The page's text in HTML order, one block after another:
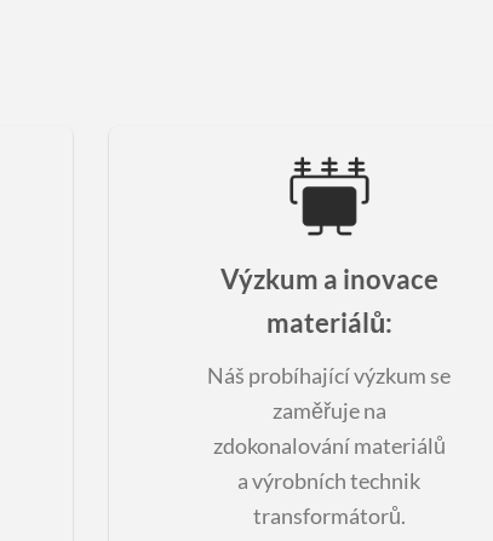
Výzkum a inovace
materiálů:
Náš probíhající výzkum se
zaměřuje na
zdokonalování materiálů
a výrobních technik
transformátorů.